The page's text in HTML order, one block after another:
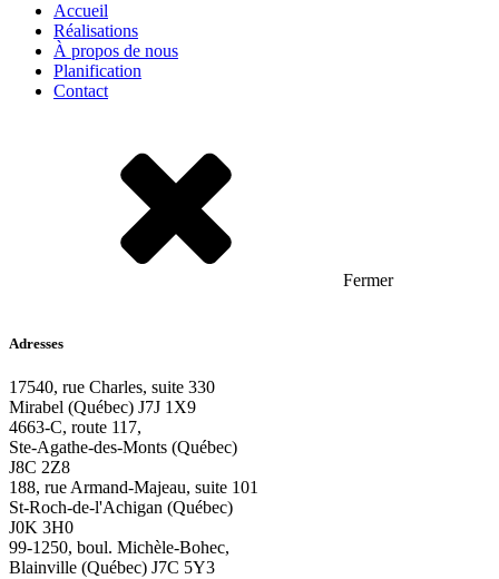
Accueil
Réalisations
À propos de nous
Planification
Contact
Fermer
Adresses
17540, rue Charles, suite 330
Mirabel (Québec) J7J 1X9
4663-C, route 117,
Ste-Agathe-des-Monts (Québec)
J8C 2Z8
188, rue Armand-Majeau, suite 101
St-Roch-de-l'Achigan (Québec)
J0K 3H0
99-1250, boul. Michèle-Bohec,
Blainville (Québec) J7C 5Y3